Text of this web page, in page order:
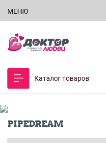
МЕНЮ
Каталог товаров
PIPEDREAM